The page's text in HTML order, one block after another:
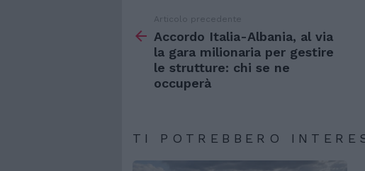
di
Articolo precedente
Accordo Italia-Albania, al via
la gara milionaria per gestire
le strutture: chi se ne
occuperà
TI POTREBBERO